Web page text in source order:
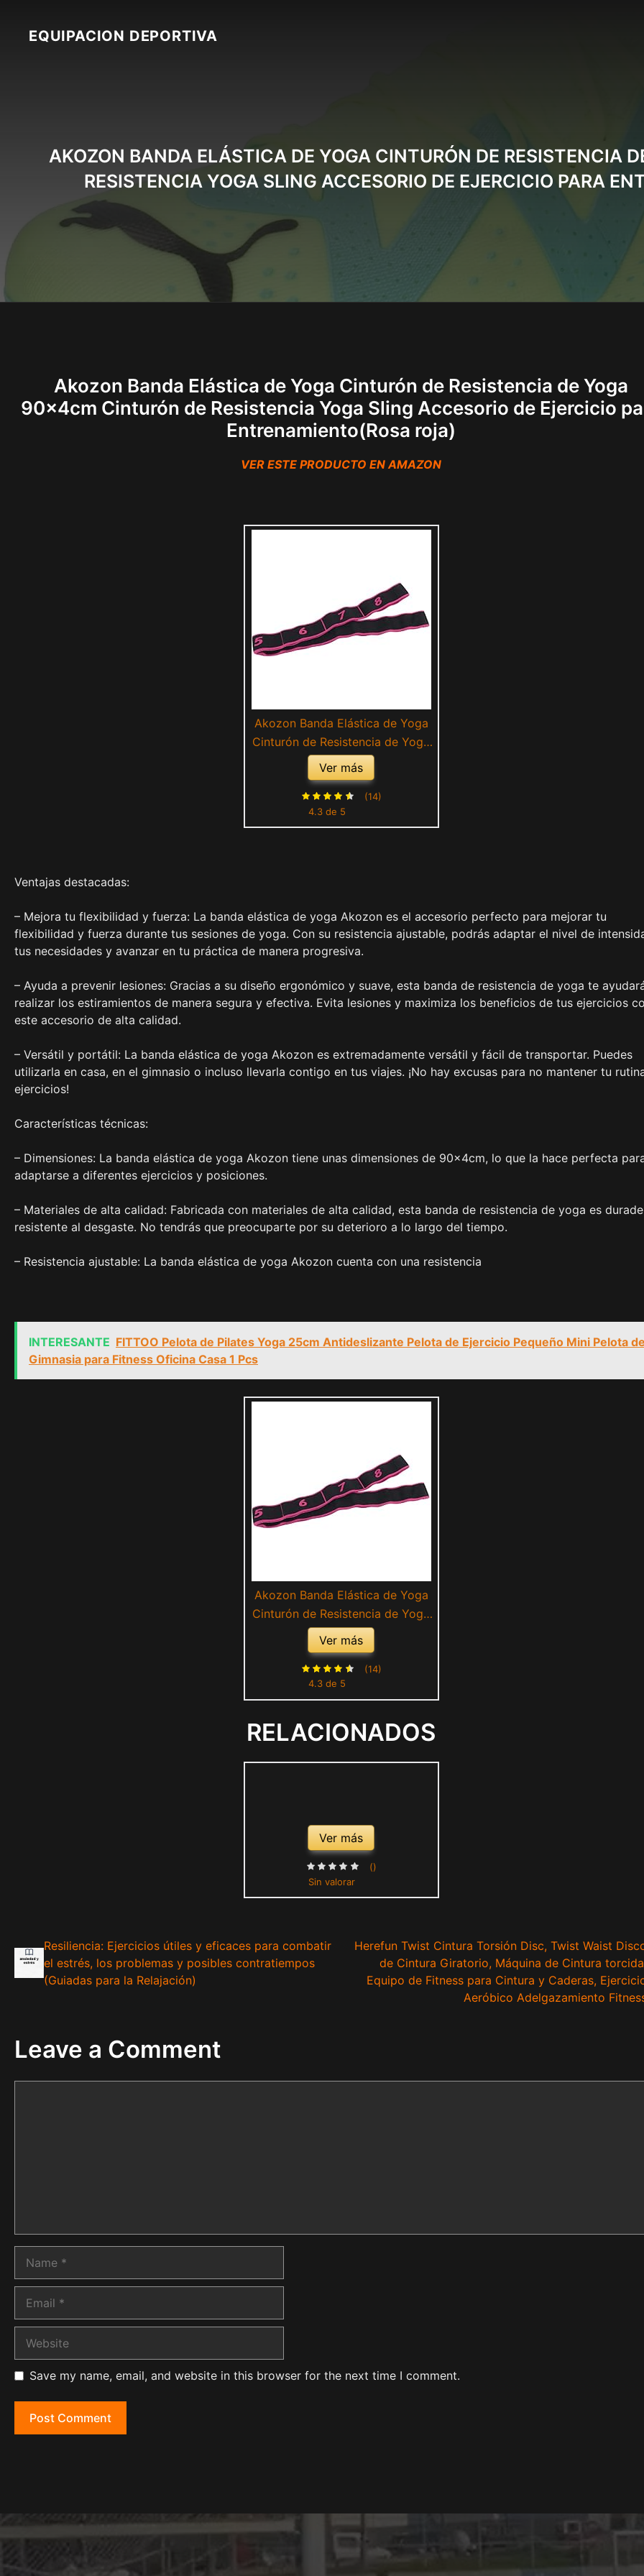
contentEQUIPACION DEPORTIVA
AKOZON BANDA ELÁSTICA DE YOGA CINTURÓN DE RESISTENCIA
RESISTENCIA YOGA SLING ACCESORIO DE EJERCICIO PARA
Akozon Banda Elástica de Yoga Cinturón de Resistencia de Yoga
90x4cm Cinturón de Resistencia Yoga Sling Accesorio de Ejercicio
Entrenamiento(Rosa roja)
VER ESTE PRODUCTO EN AMAZON
Akozon Banda Elástica de Yoga
Cinturón de Resistencia de Yoga
90x4cm Cinturón de Resistencia
Yoga Sling Accesorio de Ejercicio
para Entrenamiento(Rosa roja)
Ver más
4.3 de 5
(14)
Ventajas destacadas:
– Mejora tu flexibilidad y fuerza: La banda elástica de yoga Akozon es el accesorio perfecto para mejorar tu
flexibilidad y fuerza durante tus sesiones de yoga. Con su resistencia ajustable, podrás adaptar el nivel de
tus necesidades y avanzar en tu práctica de manera progresiva.
– Ayuda a prevenir lesiones: Gracias a su diseño ergonómico y suave, esta banda de resistencia de yoga te
realizar los estiramientos de manera segura y efectiva. Evita lesiones y maximiza los beneficios de tus ejercicios
este accesorio de alta calidad.
– Versátil y portátil: La banda elástica de yoga Akozon es extremadamente versátil y fácil de transportar. Puedes
utilizarla en casa, en el gimnasio o incluso llevarla contigo en tus viajes. ¡No hay excusas para no mantener tu
ejercicios!
Características técnicas:
– Dimensiones: La banda elástica de yoga Akozon tiene unas dimensiones de 90x4cm, lo que la hace perfecta
adaptarse a diferentes ejercicios y posiciones.
– Materiales de alta calidad: Fabricada con materiales de alta calidad, esta banda de resistencia de yoga es
resistente al desgaste. No tendrás que preocuparte por su deterioro a lo largo del tiempo.
– Resistencia ajustable: La banda elástica de yoga Akozon cuenta con una resistencia
INTERESANTE FITTOO Pelota de Pilates Yoga 25cm Antideslizante Pelota de Ejercicio Pequeño Mini Pelota
Gimnasia para Fitness Oficina Casa 1 Pcs
Akozon Banda Elástica de Yoga
Cinturón de Resistencia de Yoga
90x4cm Cinturón de Resistencia
Yoga Sling Accesorio de Ejercicio
para Entrenamiento(Rosa roja)
Ver más
4.3 de 5
(14)
RELACIONADOS
Ver más
Sin valorar
()
Resiliencia: Ejercicios útiles y eficaces para combatir
el estrés, los problemas y posibles contratiempos
(Guiadas para la Relajación)
Herefun Twist Cintura Torsión Disc, Twist Waist
de Cintura Giratorio, Máquina de Cintura
Equipo de Fitness para Cintura y Caderas,
Aeróbico Adelgazamiento
Leave a Comment
Save my name, email, and website in this browser for the next time I comment.